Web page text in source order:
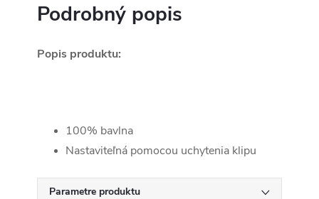
Podrobný popis
Popis produktu:
100% bavlna
Nastaviteľná pomocou uchytenia klipu
Parametre produktu